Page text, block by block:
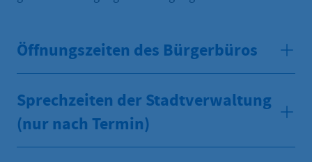
Öffnungszeiten des Bürgerbüros
Sprechzeiten der Stadtverwaltung
(nur nach Termin)